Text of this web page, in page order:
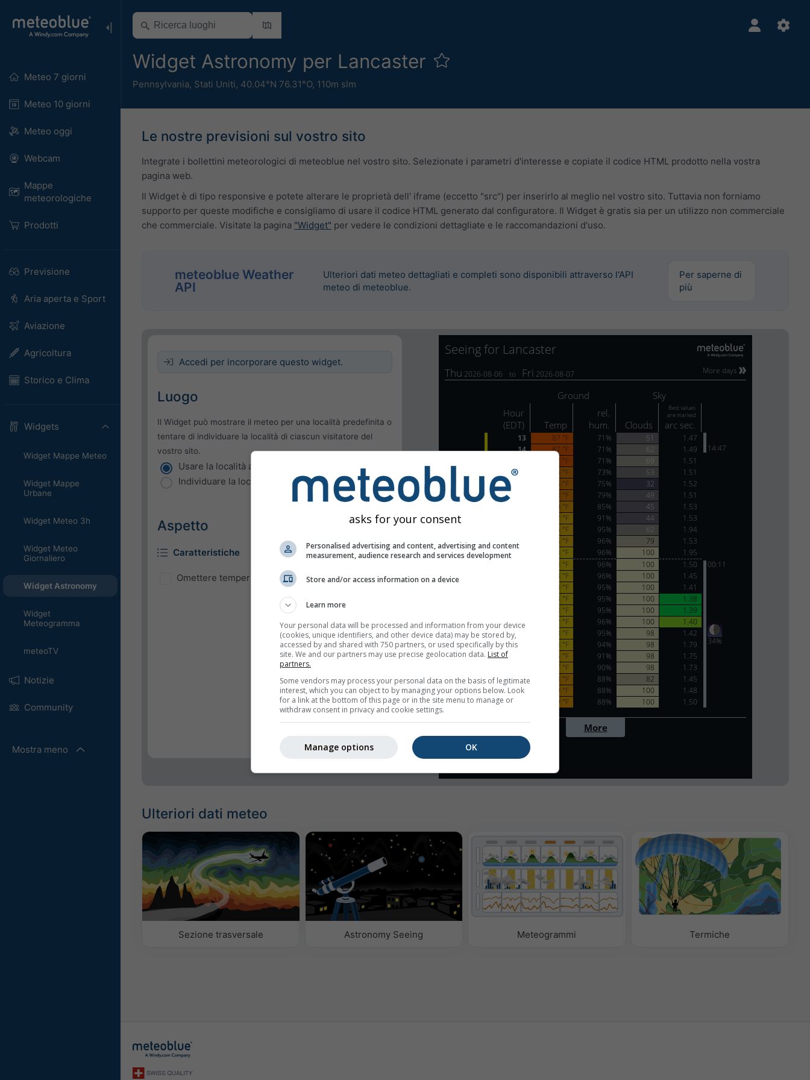
Meteo 7 giorni
Meteo 10 giorni
Meteo oggi
Webcam
Mappe
meteorologiche
Prodotti
Previsione
Aria aperta e Sport
Aviazione
Agricoltura
Storico e Clima
Widgets
Widget Mappe Meteo
Widget Mappe
Urbane
Widget Meteo 3h
Widget Meteo
Giornaliero
Widget Astronomy
Widget
Meteogramma
meteoTV
Notizie
Community
Mostra meno
Widget Astronomy per Lancaster
Pennsylvania, Stati Uniti, 40.04°N 76.31°O, 110m slm
Le nostre previsioni sul vostro sito
Integrate i bollettini meteorologici di meteoblue nel vostro sito. Selezionate i parametri d'interesse e copiate il codice HTML prodotto nella vostra
pagina web.
Il Widget è di tipo responsive e potete alterare le proprietà dell' iframe (eccetto "src") per inserirlo al meglio nel vostro sito. Tuttavia non forniamo
supporto per queste modifiche e consigliamo di usare il codice HTML generato dal configuratore. Il Widget è gratis sia per un utilizzo non commerciale
che commerciale. Visitate la pagina "Widget" per vedere le condizioni dettagliate e le raccomandazioni d'uso.
meteoblue Weather
API
Ulteriori dati meteo dettagliati e completi sono disponibili attraverso l'API
meteo di meteoblue.
Per saperne di
più
Accedi per incorporare questo widget.
Luogo
Il Widget può mostrare il meteo per una località predefinita o
tentare di individuare la località di ciascun visitatore del
vostro sito.
Usare la località attuale
Individuare la località dell'utente
Aspetto
Caratteristiche
Omettere temperatura e umidità
Ulteriori dati meteo
Sezione trasversale Astronomy Seeing Meteogrammi Termiche
asks for your consent
Personalised advertising and content, advertising and content
measurement, audience research and services development
Store and/or access information on a device
Learn more
Your personal data will be processed and information from your device
(cookies, unique identifiers, and other device data) may be stored by,
accessed by and shared with 750 partners, or used specifically by this
site. We and our partners may use precise geolocation data. List of
partners.
Some vendors may process your personal data on the basis of legitimate
interest, which you can object to by managing your options below. Look
for a link at the bottom of this page or in the site menu to manage or
withdraw consent in privacy and cookie settings.
OK
Manage options